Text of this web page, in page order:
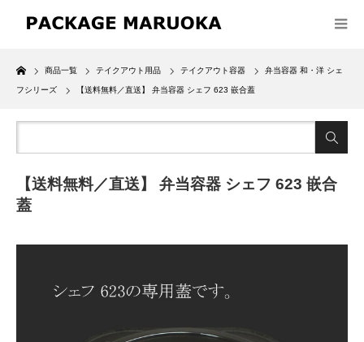
Home
商品一覧 テイクアウト用品 テイクアウト容器 弁当容器 和・洋 シェ
フシリーズ 【送料無料／直送】 弁当容器 シェフ 623 嵌合蓋
【送料無料／直送】 弁当容器 シェフ 623 嵌合
蓋